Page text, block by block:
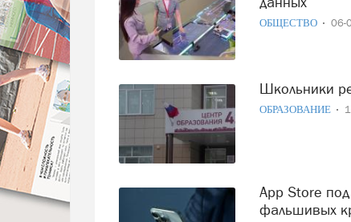
ОБЩЕСТВО 06-
Школьники
ОБРАЗОВАНИЕ
App Store под ударом: вологжан предупредили о
фальшивых